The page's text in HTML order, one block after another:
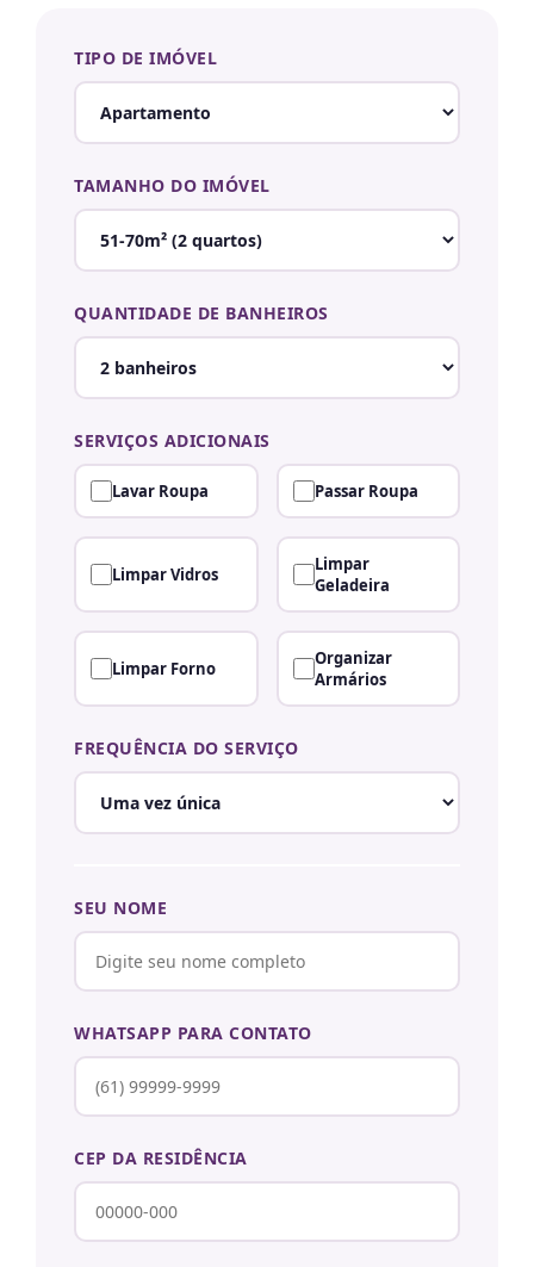
TIPO DE IMÓVEL
TAMANHO DO IMÓVEL
QUANTIDADE DE BANHEIROS
SERVIÇOS ADICIONAIS
Lavar Roupa Passar Roupa
Limpar Vidros
Limpar
Geladeira
Limpar Forno
Organizar
Armários
FREQUÊNCIA DO SERVIÇO
SEU NOME
WHATSAPP PARA CONTATO
CEP DA RESIDÊNCIA